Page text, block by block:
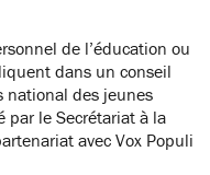
de l’éducation ou
dans un conseil
national des jeunes
par le Secrétariat à la
avec Vox Populi